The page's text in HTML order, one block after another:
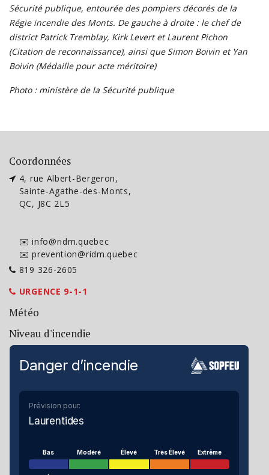
Sécurité publique, entourée des pompiers décorés de la
Régie incendie des Monts. De gauche à droite :le chef de
district Patrick Tremblay, Kirk Levert et Laurent Pichon
(Citation de reconnaissance), ainsi que Simon Boivin et Yan
Boivin (Médaille pour acte méritoire)
Photo : ministère de la Sécurité publique
Coordonnées
4, rue Albert-Bergeron,
Sainte-Agathe-des-Monts,
QC, J8C 2L5
✉️ info@ridm.quebec
✉️ prevention@ridm.quebec
819 326-2605
URGENCE 9-1-1
Météo
Niveau d'incendie
Danger d’incendie
Prévision pour:
Laurentides
Bas Modéré Élevé Très Élevé Extrême